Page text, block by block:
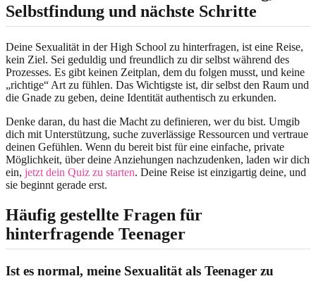
Selbstfindung und nächste Schritte
Deine Sexualität in der High School zu hinterfragen, ist eine Reise,
kein Ziel. Sei geduldig und freundlich zu dir selbst während des
Prozesses. Es gibt keinen Zeitplan, dem du folgen musst, und keine
„richtige“ Art zu fühlen. Das Wichtigste ist, dir selbst den Raum und
die Gnade zu geben, deine Identität authentisch zu erkunden.
Denke daran, du hast die Macht zu definieren, wer du bist. Umgib
dich mit Unterstützung, suche zuverlässige Ressourcen und vertraue
deinen Gefühlen. Wenn du bereit bist für eine einfache, private
Möglichkeit, über deine Anziehungen nachzudenken, laden wir dich
ein, jetzt dein Quiz zu starten. Deine Reise ist einzigartig deine, und
sie beginnt gerade erst.
Häufig gestellte Fragen für
hinterfragende Teenager
Ist es normal, meine Sexualität als Teenager zu